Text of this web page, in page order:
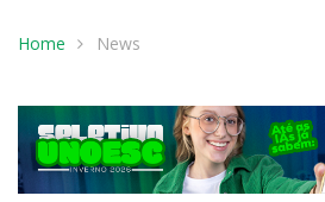
Home News